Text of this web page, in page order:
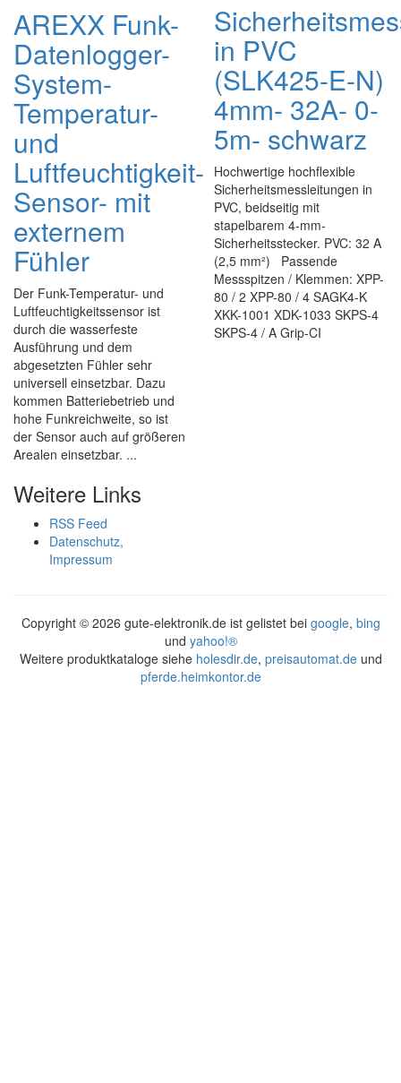
AREXX Funk-
Datenlogger-
System-
Temperatur-
und
Luftfeuchtigkeit-
Sensor- mit
externem
Fühler
Der Funk-Temperatur- und
Luftfeuchtigkeitssensor ist
durch die wasserfeste
Ausführung und dem
abgesetzten Fühler sehr
universell einsetzbar. Dazu
kommen Batteriebetrieb und
hohe Funkreichweite, so ist
der Sensor auch auf größeren
Arealen einsetzbar. ...
in PVC
(SLK425-E-N)
4mm- 32A- 0-
5m- schwarz
Hochwertige hochflexible
Sicherheitsmessleitungen in
PVC, beidseitig mit
stapelbarem 4-mm-
Sicherheitsstecker. PVC: 32 A
(2,5 mm²) Passende
Messspitzen / Klemmen: XPP-
80 / 2 XPP-80 / 4 SAGK4-K
XKK-1001 XDK-1033 SKPS-4
SKPS-4 / A Grip-CI
Weitere Links
RSS Feed
Datenschutz,
Impressum
Copyright © 2026 gute-elektronik.de ist gelistet bei google, bing
und yahoo!®
Weitere produktkataloge siehe holesdir.de, preisautomat.deund
pferde.heimkontor.de